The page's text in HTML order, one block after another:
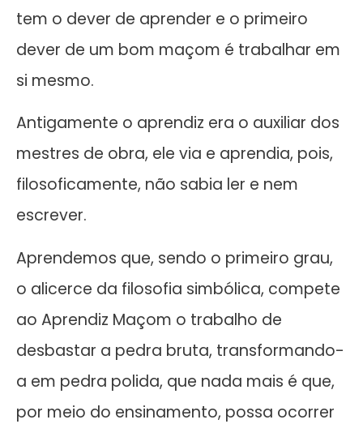
tem o dever de aprender e o primeiro
dever de um bom maçom é trabalhar em
si mesmo.
Antigamente o aprendiz era o auxiliar dos
mestres de obra, ele via e aprendia, pois,
filosoficamente, não sabia ler e nem
escrever.
Aprendemos que, sendo o primeiro grau,
o alicerce da filosofia simbólica, compete
ao Aprendiz Maçom o trabalho de
desbastar a pedra bruta, transformando-
a em pedra polida, que nada mais é que,
por meio do ensinamento, possa ocorrer